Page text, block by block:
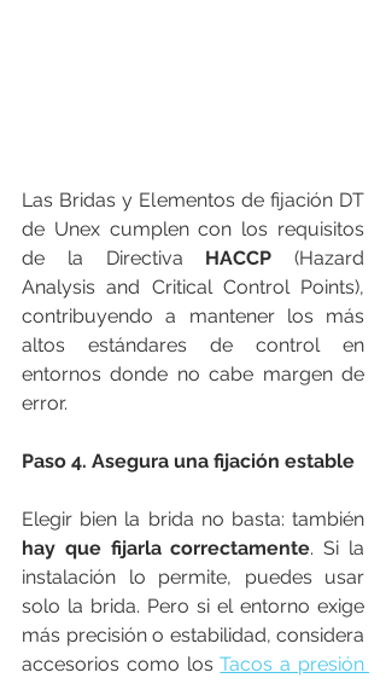
Las Bridas y Elementos de fijación DT
de Unex cumplen con los requisitos
de la Directiva HACCP (Hazard
Analysis and Critical Control Points),
contribuyendo a mantener los más
altos estándares de control en
entornos donde no cabe margen de
error.
Paso 4. Asegura una fijación estable
hay que fijarla correctamente. Si la
instalación lo permite, puedes usar
solo la brida. Pero si el entorno exige
más precisión o estabilidad, considera
accesorios como los Tacos a presión